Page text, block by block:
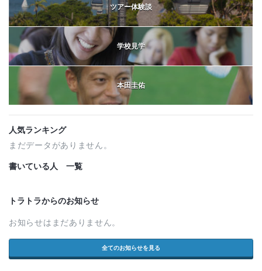
ツアー体験談
学校見学
本田圭佑
人気ランキング
まだデータがありません。
書いている人 一覧
トラトラからのお知らせ
お知らせはまだありません。
全てのお知らせを見る